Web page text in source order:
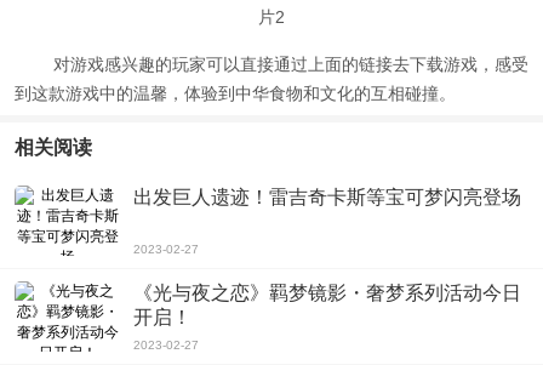
对游戏感兴趣的玩家可以直接通过上面的链接去下载游戏，感受
到这款游戏中的温馨，体验到中华食物和文化的互相碰撞。
相关阅读
出发巨人遗迹！雷吉奇卡斯等宝可梦闪亮登场
2023-02-27
《光与夜之恋》羁梦镜影・奢梦系列活动今日
开启！
2023-02-27